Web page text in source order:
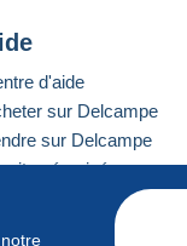
d'aide
sur Delcampe
sur Delcampe
site sécurisé